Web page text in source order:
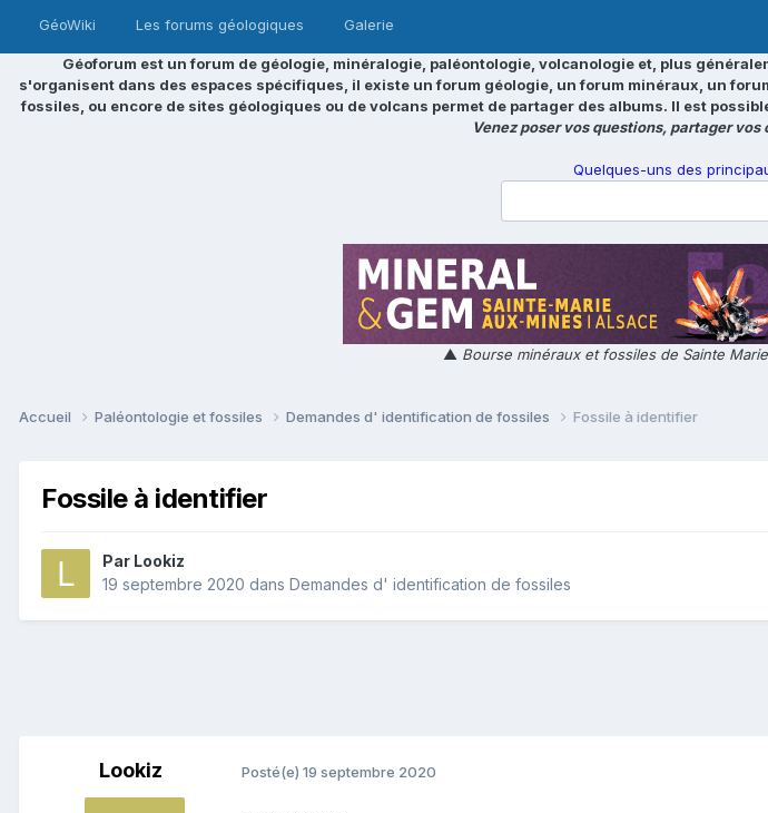
GéoWiki Les forums géologiques Galerie
Géoforum est un forum de géologie, minéralogie, paléontologie, volcanologie et, plus
s'organisent dans des espaces spécifiques, il existe un forum géologie, un forum minéraux, un
fossiles, ou encore de sites géologiques ou de volcans permet de partager des albums. Il est
Venez poser vos questions, partager
Quelques-uns des
▲ Bourse minéraux et fossiles de Sainte
Accueil Paléontologie et fossiles Demandes d' identification de fossiles Fossile à identifier
Fossile à identifier
Par Lookiz
19 septembre 2020 dans Demandes d' identification de fossiles
Lookiz Posté(e) 19 septembre 2020